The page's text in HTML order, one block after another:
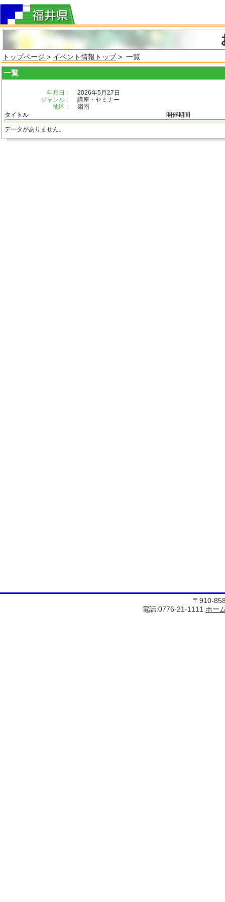
トップページ > イベント情報トップ> 一覧
一覧
年月日：
2026年5月27日
ジャンル：
講座・セミナー
地区：
嶺南
タイトル
開催期間
データがありません。
〒910-
電話:0776-21-1111 ホー